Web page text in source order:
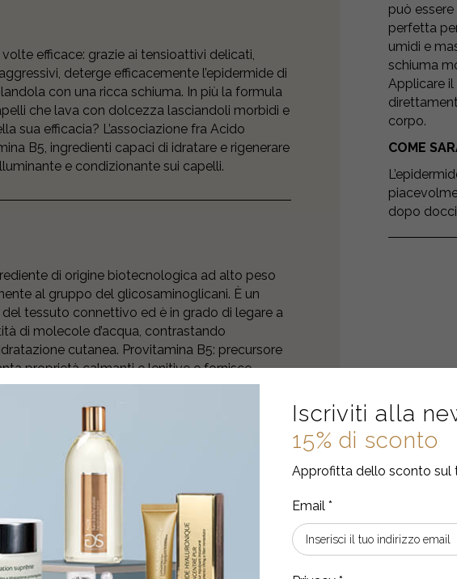
Iscriviti alla
15% di sconto
Approfitta dello sconto sul
efficace: grazie ai tensioattivi delicati,
deterge efficacemente l’epidermide di
con una ricca schiuma. In più la formula
che lava con dolcezza lasciandoli morbidi e
sua efficacia? L’associazione fra Acido
B5, ingredienti capaci di idratare e rigenerare
e condizionante sui capelli.
di origine biotecnologica ad alto peso
al gruppo del glicosaminoglicani. È un
tessuto connettivo ed è in grado di legare a
di molecole d’acqua, contrastando
cutanea. Provitamina B5: precursore
proprietà calmanti e lenitive e fornisce
Inoltre favorisce i naturali processi di
Coloranti
può
perfetta
umidi e
schiuma
Applicare
corpo.
COME
dopo